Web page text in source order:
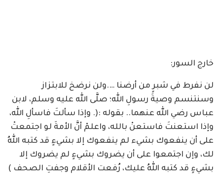
خارج السور:
لن نفرط في شبرٍ من أرضنا ….ولن نرضخ للابتزاز
وسنتنسم وصيةَ رسولِ الله؛ صلَّى الله عليه وسلم، لابن
عباس رضي الله عنهما.. بقوله :(. وإذا سألتَ فاسألِ الله،
وإذا استعنتَ فاستعنْ بالله، واعلمْ أنَّ الأمةَ لو اجتمعتْ
على أن ينفعوك بشيء لم ينفعوك إلا بشيءٍ قد كتبه اللهُ
لك، وإن اجتمعوا على أن يضروك بشيءٍ لم يضروك إلا
بشيءٍ قد كتبه اللهُ عليك، رُفعت الأقلام وجفتِ الصحف )